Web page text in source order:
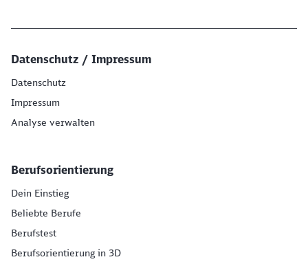
Datenschutz / Impressum
Datenschutz
Impressum
Analyse verwalten
Berufsorientierung
Dein Einstieg
Beliebte Berufe
Berufstest
Berufsorientierung in 3D